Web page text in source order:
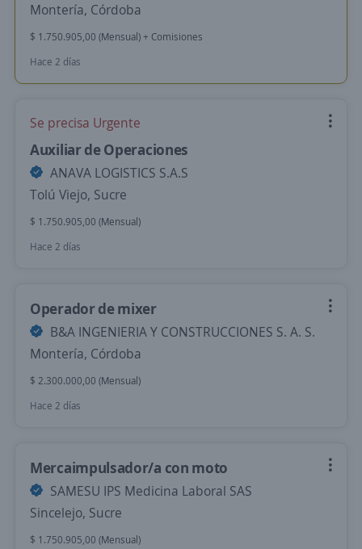
Montería, Córdoba
$ 1.750.905,00 (Mensual) + Comisiones
Hace 2 días
Se precisa Urgente
Auxiliar de Operaciones
ANAVA LOGISTICS S.A.S
Tolú Viejo, Sucre
$ 1.750.905,00 (Mensual)
Hace 2 días
Operador de mixer
B&A INGENIERIA Y CONSTRUCCIONES S. A. S.
Montería, Córdoba
$ 2.300.000,00 (Mensual)
Hace 2 días
Mercaimpulsador/a con moto
SAMESU IPS Medicina Laboral SAS
Sincelejo, Sucre
$ 1.750.905,00 (Mensual)